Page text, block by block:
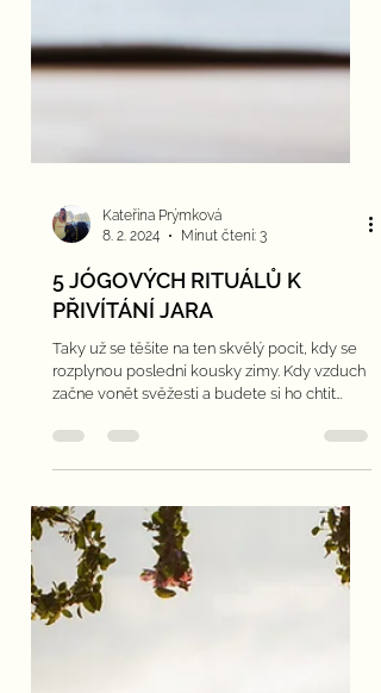
Kateřina Prýmková
8. 2. 2024
Minut čtení: 3
PŘIVÍTÁNÍ JARA
začne vonět svěžestí a budete si ho chtít
vychutnat